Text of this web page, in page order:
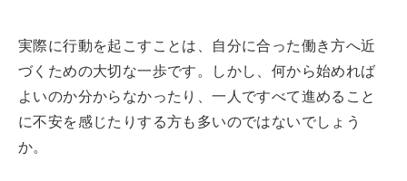
実際に行動を起こすことは、自分に合った働き方へ近
づくための大切な一歩です。しかし、何から始めれば
よいのか分からなかったり、一人ですべて進めること
に不安を感じたりする方も多いのではないでしょう
か。